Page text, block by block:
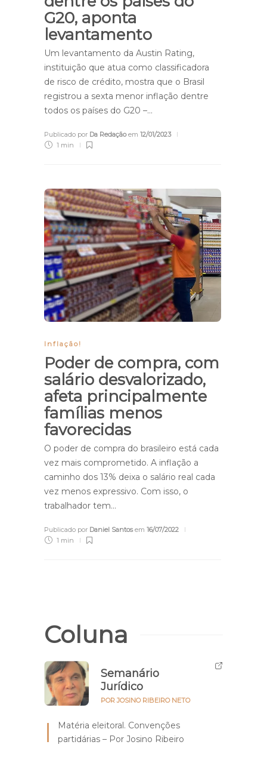
G20, aponta
levantamento
Um levantamento da Austin Rating,
instituição que atua como classificadora
de risco de crédito, mostra que o Brasil
registrou a sexta menor inflação dentre
todos os países do G20 –…
Publicado por Da Redaçãoem 12/01/2023
1 min
Inflação!
Poder de compra, com
salário desvalorizado,
afeta principalmente
famílias menos
favorecidas
O poder de compra do brasileiro está cada
vez mais comprometido. A inflação a
caminho dos 13% deixa o salário real cada
vez menos expressivo. Com isso, o
trabalhador tem…
Publicado por Daniel Santosem 16/07/2022
1 min
Coluna
Semanário
Jurídico
POR JOSINO RIBEIRO NETO
Matéria eleitoral. Convenções
partidárias – Por Josino Ribeiro